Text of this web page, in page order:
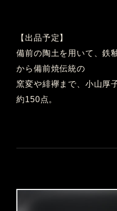
【出品予定】
備前の陶土を用いて、鉄
から備前焼伝統の
窯変や緋襷まで、小山厚
約150点。